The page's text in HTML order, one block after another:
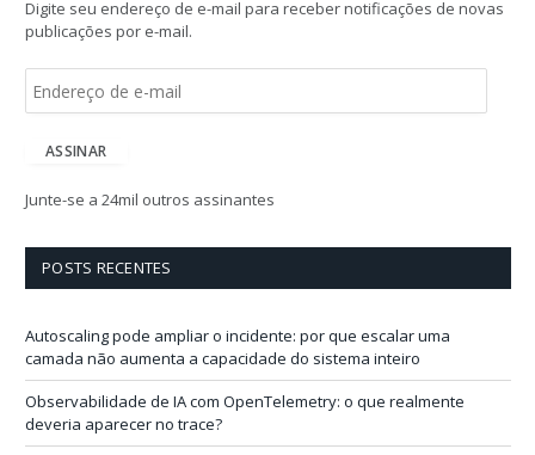
Digite seu endereço de e-mail para receber notificações de novas
publicações por e-mail.
e
ç
i
l
ASSINAR
Junte-se a 24mil outros assinantes
POSTS RECENTES
Autoscaling pode ampliar o incidente: por que escalar uma
camada não aumenta a capacidade do sistema inteiro
Observabilidade de IA com OpenTelemetry: o que realmente
deveria aparecer no trace?